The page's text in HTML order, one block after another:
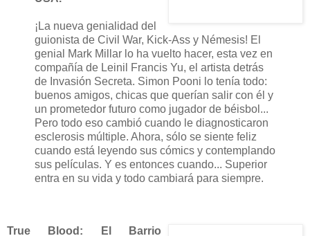
¡La nueva genialidad del
guionista de Civil War, Kick-Ass y Némesis! El
genial Mark Millar lo ha vuelto hacer, esta vez en
compañía de Leinil Francis Yu, el artista detrás
de Invasión Secreta. Simon Pooni lo tenía todo:
buenos amigos, chicas que querían salir con él y
un prometedor futuro como jugador de béisbol...
Pero todo eso cambió cuando le diagnosticaron
esclerosis múltiple. Ahora, sólo se siente feliz
cuando está leyendo sus cómics y contemplando
sus películas. Y es entonces cuando... Superior
entra en su vida y todo cambiará para siempre.
True Blood: El Barrio